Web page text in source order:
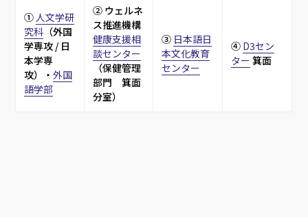
① 人文学研
究科 （外国
学専攻 / 日
本学専
攻）・外国
語学部
② ウェルネ
ス推進機構
健康支援相
談センター
（保健管理
部門　箕面
分室）
③ 日本語日
本文化教育
センター
④ D3セン
ター 箕面